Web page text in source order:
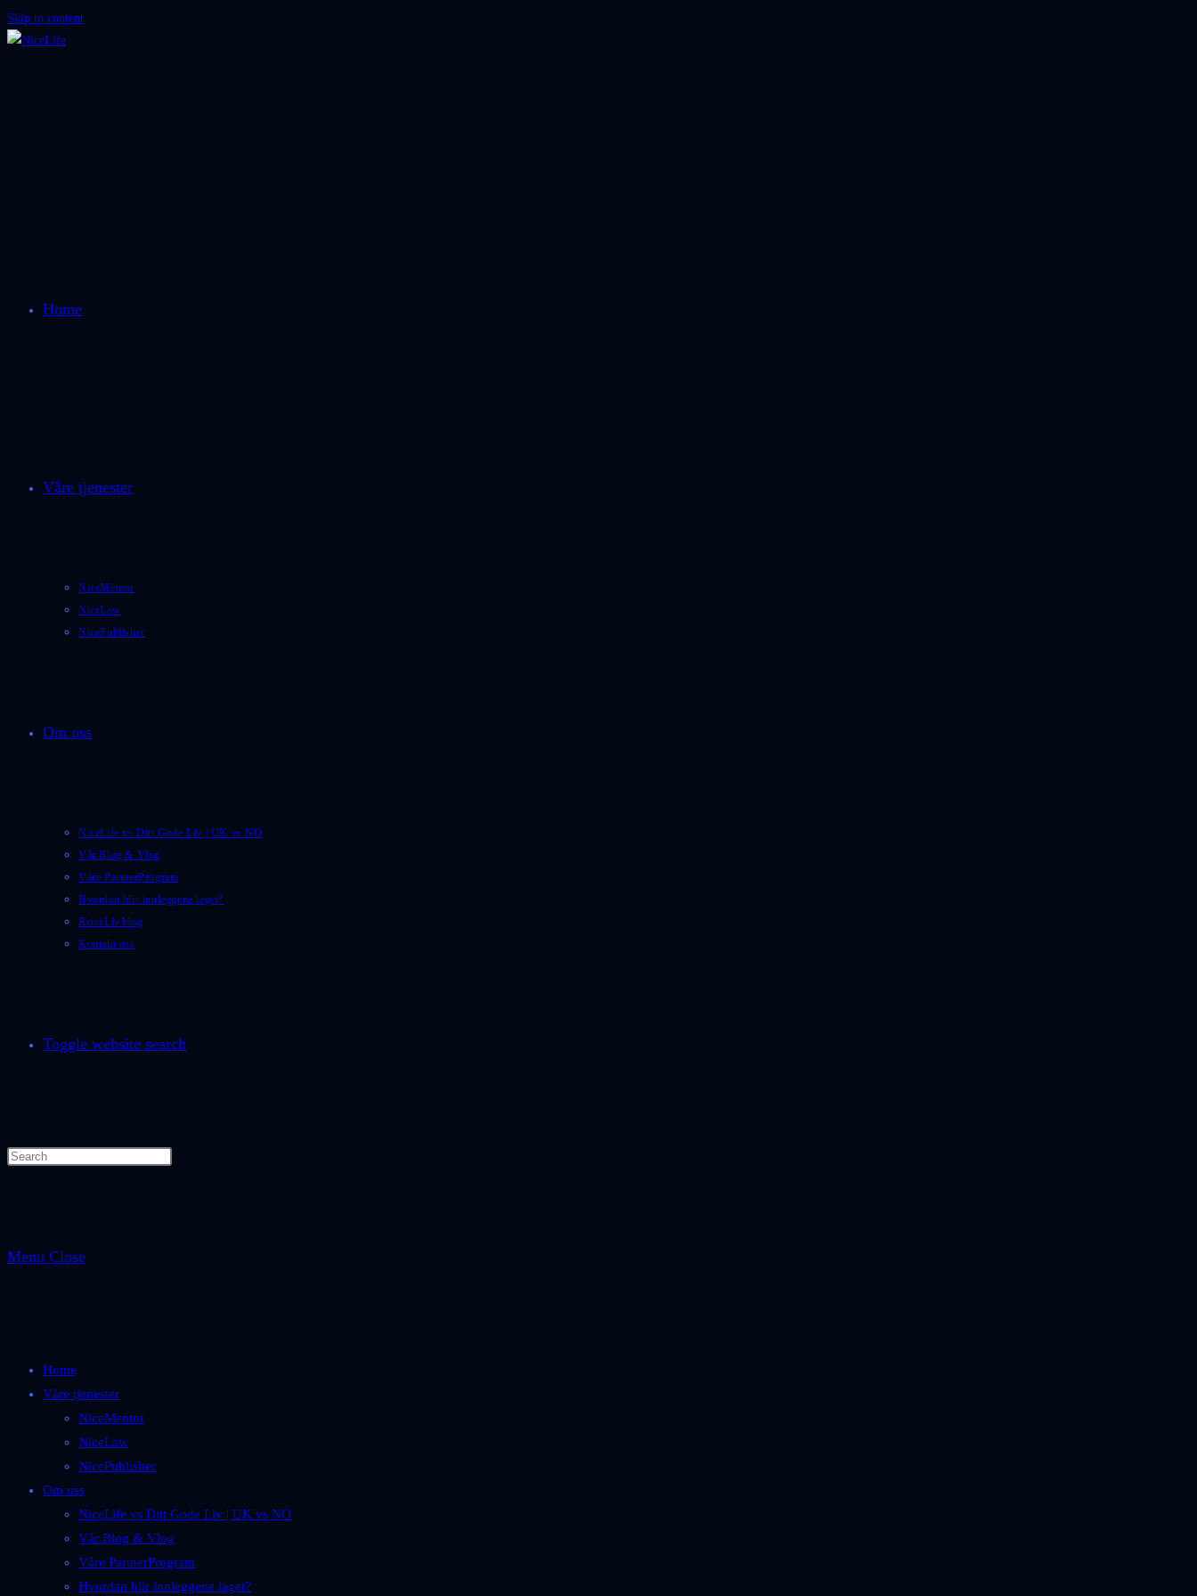
Skip to content
Home
Våre tjenester
NiceMentor
NiceLaw
NicePublisher
Om oss
NiceLife vs Ditt Gode Liv | UK vs NO
Vår Blog & Vlog
Våre PartnerProgram
Hvordan blir innleggene laget?
ReiseLiv.blog
Kontakt oss
Toggle website search
Menu Close
Home
Våre tjenester
NiceMentor
NiceLaw
NicePublisher
Om oss
NiceLife vs Ditt Gode Liv | UK vs NO
Vår Blog & Vlog
Våre PartnerProgram
Hvordan blir innleggene laget?